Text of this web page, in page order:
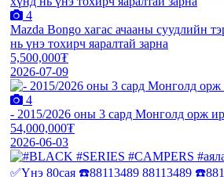
4
Mazda Bongo хагас ачааны суудлийн
нь үнэ тохирч яаралтай зарна
5,500,000₮
2026-07-09
4
- 2015/2026 оны 3 сард Монголд орж
54,000,000₮
2026-06-03